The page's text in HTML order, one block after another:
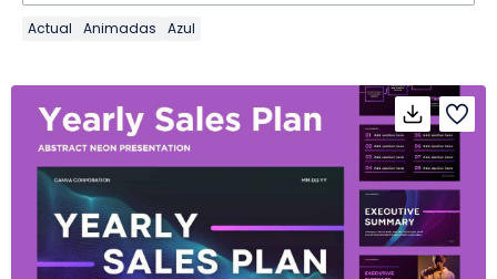
Actual Animadas Azul